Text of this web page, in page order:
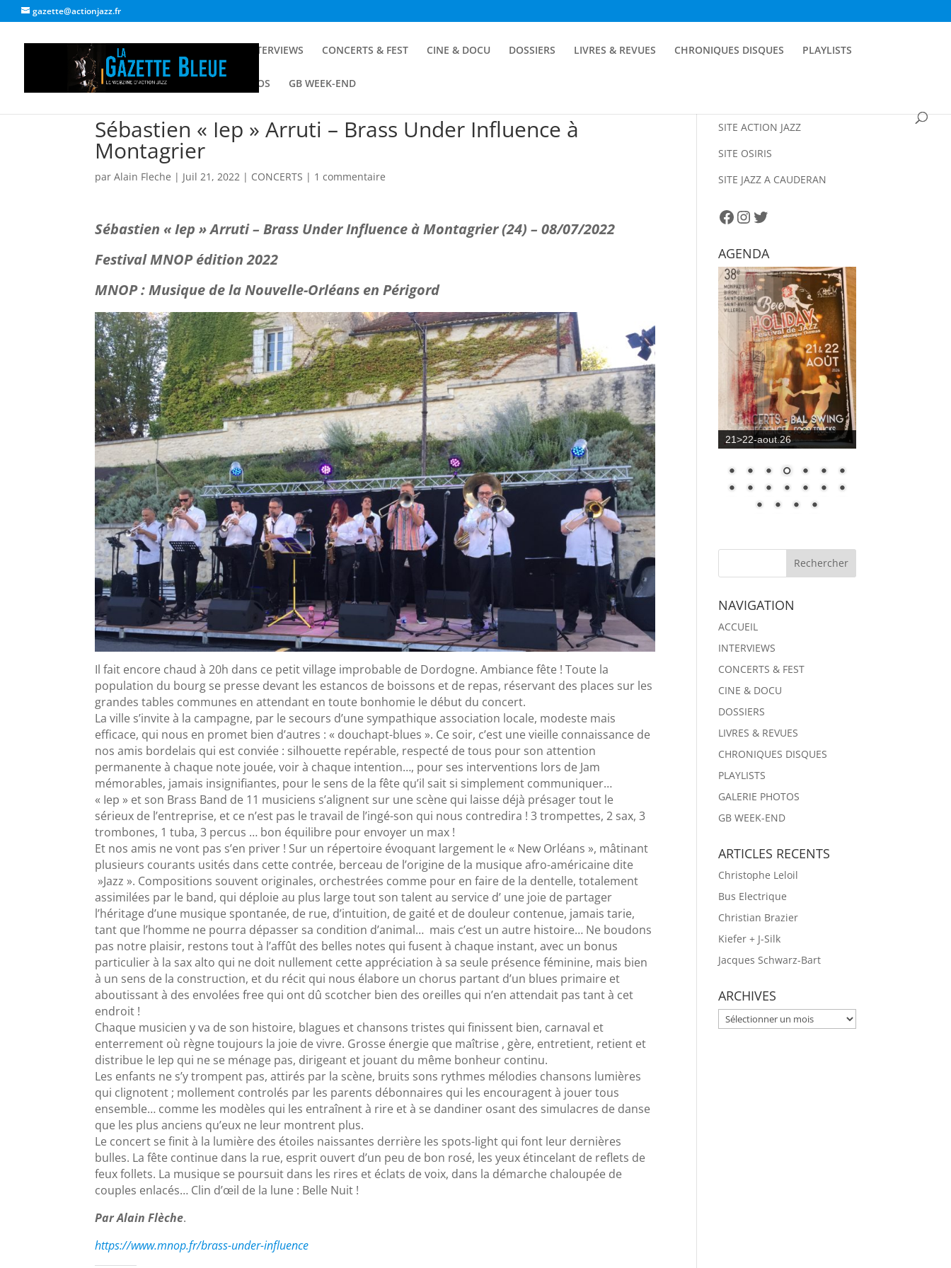
gazette@actionjazz.fr
INTERVIEWS CONCERTS & FEST CINE & DOCU DOSSIERS LIVRES & REVUES CHRONIQUES DISQUES PLAYLISTS
GALERIE PHOTOS GB WEEK-END
Sébastien « Iep » Arruti – Brass Under Influence à
Montagrier
parAlain Fleche | Juil 21, 2022 | CONCERTS | 1 commentaire
Sébastien « Iep » Arruti – Brass Under Influence à Montagrier(24) – 08/07/2022
Festival MNOP édition 2022
MNOP : Musique de la Nouvelle-Orléans en Périgord
Il fait encore chaud à 20h dans ce petit village improbable de Dordogne. Ambiance fête ! Toute la
population du bourg se presse devant les estancos de boissons et de repas, réservant des places sur les
grandes tables communes en attendant en toute bonhomie le début du concert.
La ville s’invite à la campagne, par le secours d’une sympathique association locale, modeste mais
efficace, qui nous en promet bien d’autres : « douchapt-blues ». Ce soir, c’est une vieille connaissance de
nos amis bordelais qui est conviée : silhouette repérable, respecté de tous pour son attention
permanente à chaque note jouée, voir à chaque intention…, pour ses interventions lors de Jam
mémorables, jamais insignifiantes, pour le sens de la fête qu’il sait si simplement communiquer…
« Iep » et son Brass Band de 11 musiciens s’alignent sur une scène qui laisse déjà présager tout le
sérieux de l’entreprise, et ce n’est pas le travail de l’ingé-son qui nous contredira ! 3 trompettes, 2 sax, 3
trombones, 1 tuba, 3 percus … bon équilibre pour envoyer un max !
Et nos amis ne vont pas s’en priver ! Sur un répertoire évoquant largement le « New Orléans », mâtinant
plusieurs courants usités dans cette contrée, berceau de l’origine de la musique afro-américaine dite
»Jazz ». Compositions souvent originales, orchestrées comme pour en faire de la dentelle, totalement
assimilées par le band, qui déploie au plus large tout son talent au service d’ une joie de partager
l’héritage d’une musique spontanée, de rue, d’intuition, de gaité et de douleur contenue, jamais tarie,
tant que l’homme ne pourra dépasser sa condition d’animal… mais c’est un autre histoire… Ne boudons
pas notre plaisir, restons tout à l’affût des belles notes qui fusent à chaque instant, avec un bonus
particulier à la sax alto qui ne doit nullement cette appréciation à sa seule présence féminine, mais bien
à un sens de la construction, et du récit qui nous élabore un chorus partant d’un blues primaire et
aboutissant à des envolées free qui ont dû scotcher bien des oreilles qui n’en attendait pas tant à cet
endroit !
Chaque musicien y va de son histoire, blagues et chansons tristes qui finissent bien, carnaval et
enterrement où règne toujours la joie de vivre. Grosse énergie que maîtrise , gère, entretient, retient et
distribue le Iep qui ne se ménage pas, dirigeant et jouant du même bonheur continu.
Les enfants ne s’y trompent pas, attirés par la scène, bruits sons rythmes mélodies chansons lumières
qui clignotent ; mollement controlés par les parents débonnaires qui les encouragent à jouer tous
ensemble… comme les modèles qui les entraînent à rire et à se dandiner osant des simulacres de danse
que les plus anciens qu’eux ne leur montrent plus.
Le concert se finit à la lumière des étoiles naissantes derrière les spots-light qui font leur dernières
bulles. La fête continue dans la rue, esprit ouvert d’un peu de bon rosé, les yeux étincelant de reflets de
feux follets. La musique se poursuit dans les rires et éclats de voix, dans la démarche chaloupée de
couples enlacés… Clin d’œil de la lune : Belle Nuit !
Par Alain Flèche.
https://www.mnop.fr/brass-under-influence
SITE ACTION JAZZ
SITE OSIRIS
SITE JAZZ A CAUDERAN
Facebook
Instagram
Twitter
AGENDA
21>22-aout.26
NAVIGATION
ACCUEIL
INTERVIEWS
CONCERTS & FEST
CINE & DOCU
DOSSIERS
LIVRES & REVUES
CHRONIQUES DISQUES
PLAYLISTS
GALERIE PHOTOS
GB WEEK-END
ARTICLES RECENTS
Christophe Leloil
Bus Electrique
Christian Brazier
Kiefer + J-Silk
Jacques Schwarz-Bart
ARCHIVES
ARCHIVES